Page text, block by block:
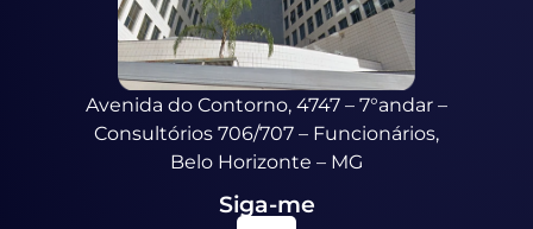
Avenida do Contorno, 4747 – 7°andar –
Consultórios 706/707 – Funcionários,
Belo Horizonte – MG
Siga-me